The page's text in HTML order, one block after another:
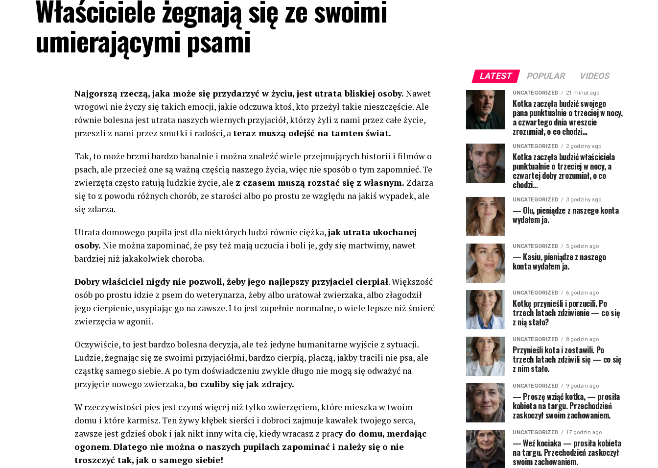
Właściciele żegnają się ze swoimi
umierającymi psami
Najgorszą rzeczą, jaka może się przydarzyć w życiu, jest utrata bliskiej osoby. Nawet
wrogowi nie życzy się takich emocji, jakie odczuwa ktoś, kto przeżył takie nieszczęście. Ale
równie bolesna jest utrata naszych wiernych przyjaciół, którzy żyli z nami przez całe życie,
przeszli z nami przez smutki i radości, ateraz muszą odejść na tamten świat.
Tak, to może brzmi bardzo banalnie i można znaleźć wiele przejmujących historii i filmów o
psach, ale przecież one są ważną częścią naszego życia, więc nie sposób o tym zapomnieć. Te
zwierzęta często ratują ludzkie życie, ale z czasem muszą rozstać się z własnym. Zdarza
się to z powodu różnych chorób, ze starości albo po prostu ze względu na jakiś wypadek, ale
się zdarza.
Utrata domowego pupila jest dla niektórych ludzi równie ciężka,jak utrata ukochanej
osoby. Nie można zapominać, że psy też mają uczucia i boli je, gdy się martwimy, nawet
bardziej niż jakakolwiek choroba.
Dobry właściciel nigdy nie pozwoli, żeby jego najlepszy przyjaciel cierpiał. Większość
osób po prostu idzie z psem do weterynarza, żeby albo uratował zwierzaka, albo złagodził
jego cierpienie, usypiając go na zawsze. I to jest zupełnie normalne, o wiele lepsze niż śmierć
zwierzęcia w agonii.
Oczywiście, to jest bardzo bolesna decyzja, ale też jedyne humanitarne wyjście z sytuacji.
Ludzie, żegnając się ze swoimi przyjaciółmi, bardzo cierpią, płaczą, jakby tracili nie psa, ale
cząstkę samego siebie. A po tym doświadczeniu zwykle długo nie mogą się odważyć na
przyjęcie nowego zwierzaka,bo czuliby się jak zdrajcy.
W rzeczywistości pies jest czymś więcej niż tylko zwierzęciem, które mieszka w twoim
domu i które karmisz. Ten żywy kłębek sierści i dobroci zajmuje kawałek twojego serca,
zawsze jest gdzieś obok i jak nikt inny wita cię, kiedy wracasz z pracy do domu, merdając
ogonem.Dlatego nie można o naszych pupilach zapominać i należy się o nie
troszczyć tak, jak o samego siebie!
LATEST POPULAR VIDEOS
UNCATEGORIZED 21 minut ago
Kotka zaczęła budzić swojego
pana punktualnie o trzeciej w nocy,
a czwartego dnia wreszcie
zrozumiał, o co chodzi…
UNCATEGORIZED 2 godziny ago
Kotka zaczęła budzić właściciela
punktualnie o trzeciej w nocy, a
czwartej doby zrozumiał, o co
chodzi…
UNCATEGORIZED 3 godziny ago
— Olu, pieniądze z naszego konta
wydałem ja.
UNCATEGORIZED 5 godzin ago
— Kasiu, pieniądze z naszego
konta wydałem ja.
UNCATEGORIZED 6 godzin ago
Kotkę przynieśli i porzucili. Po
trzech latach zdziwienie — co się
z nią stało?
UNCATEGORIZED 8 godzin ago
Przynieśli kota i zostawili. Po
trzech latach zdziwili się — co się
z nim stało.
UNCATEGORIZED 9 godzin ago
— Proszę wziąć kotka, — prosiła
kobieta na targu. Przechodzień
zaskoczył swoim zachowaniem.
UNCATEGORIZED 17 godzin ago
— Weź kociaka — prosiła kobieta
na targu. Przechodzień zaskoczył
swoim zachowaniem.